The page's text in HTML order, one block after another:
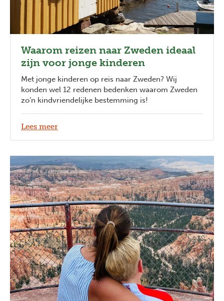
Waarom reizen naar Zweden ideaal
zijn voor jonge kinderen
Met jonge kinderen op reis naar Zweden? Wij
konden wel 12 redenen bedenken waarom Zweden
zo’n kindvriendelijke bestemming is!
Lees meer